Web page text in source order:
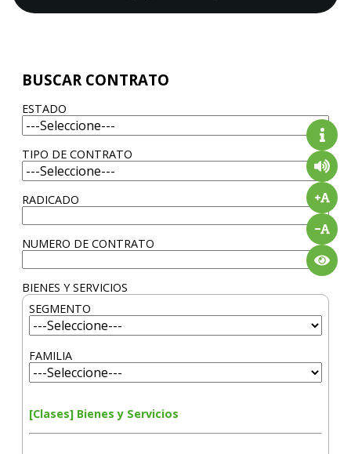
BUSCAR CONTRATO
ESTADO
TIPO DE CONTRATO
RADICADO
NUMERO DE CONTRATO
BIENES Y SERVICIOS
SEGMENTO
FAMILIA
[Clases] Bienes y Servicios